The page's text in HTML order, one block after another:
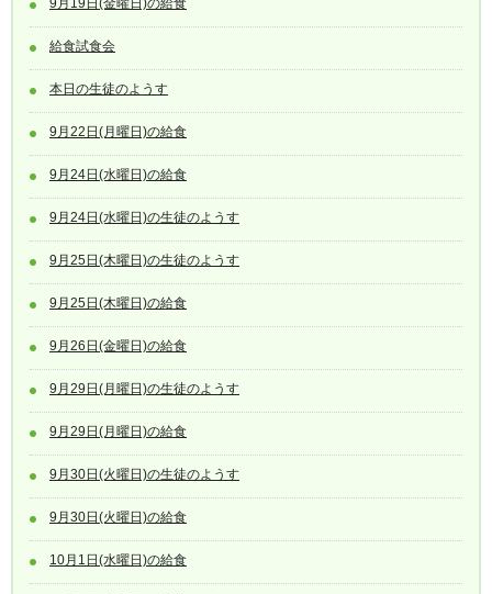
9月19日(金曜日)の給食
給食試食会
本日の生徒のようす
9月22日(月曜日)の給食
9月24日(水曜日)の給食
9月24日(水曜日)の生徒のようす
9月25日(木曜日)の生徒のようす
9月25日(木曜日)の給食
9月26日(金曜日)の給食
9月29日(月曜日)の生徒のようす
9月29日(月曜日)の給食
9月30日(火曜日)の生徒のようす
9月30日(火曜日)の給食
10月1日(水曜日)の給食